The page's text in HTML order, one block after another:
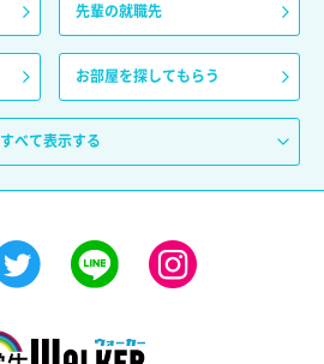
先輩の就職先
お部屋を探してもらう
すべて表示する